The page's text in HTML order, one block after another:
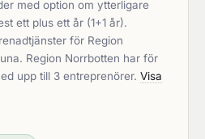
med option om ytterligare
ett plus ett år (1+1 år).
för Region
Region Norrbotten har för
upp till 3 entreprenörer. Visa